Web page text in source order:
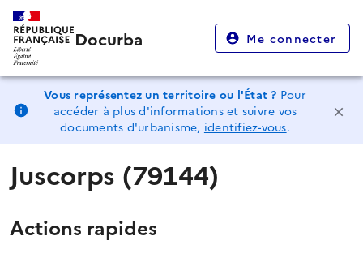
Docurba Me connecter
Vous représentez un territoire ou l'État ? Pour
accéder à plus d'informations et suivre vos
documents d'urbanisme, identifiez-vous.
Juscorps (79144)
Actions rapides